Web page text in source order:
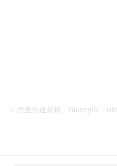
© 西里外送茶賴：GleezyID：